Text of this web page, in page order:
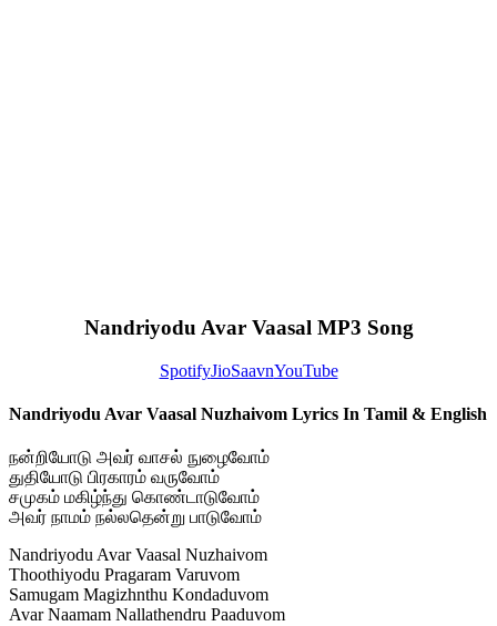
Nandriyodu Avar Vaasal MP3 Song
SpotifyJioSaavnYouTube
Nandriyodu Avar Vaasal Nuzhaivom Lyrics In Tamil & English
நன்றியோடு அவர் வாசல் நுழைவோம்
துதியோடு பிரகாரம் வருவோம்
சமுகம் மகிழ்ந்து கொண்டாடுவோம்
அவர் நாமம் நல்லதென்று பாடுவோம்
Nandriyodu Avar Vaasal Nuzhaivom
Thoothiyodu Pragaram Varuvom
Samugam Magizhnthu Kondaduvom
Avar Naamam Nallathendru Paaduvom